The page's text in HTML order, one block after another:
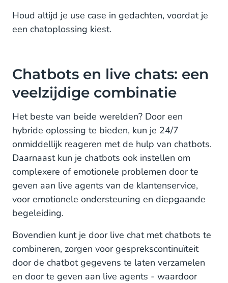
Houd altijd je use case in gedachten, voordat je
een chatoplossing kiest.
Chatbots en live chats: een
veelzijdige combinatie
Het beste van beide werelden? Door een
hybride oplossing te bieden, kun je 24/7
onmiddellijk reageren met de hulp van chatbots.
Daarnaast kun je chatbots ook instellen om
complexere of emotionele problemen door te
geven aan live agents van de klantenservice,
voor emotionele ondersteuning en diepgaande
begeleiding.
Bovendien kunt je door live chat met chatbots te
combineren, zorgen voor gesprekscontinuïteit
door de chatbot gegevens te laten verzamelen
en door te geven aan live agents - waardoor